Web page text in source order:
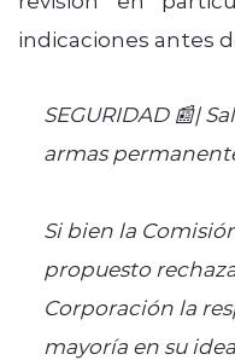
indicaciones antes
SEGURIDAD 📰|
armas
Si bien la
propuesto
Corporación la
mayoría en su